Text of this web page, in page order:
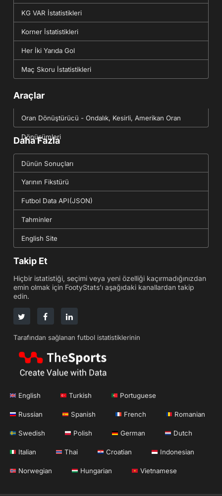
KG VAR İstatistikleri
Korner İstatistikleri
Her İki Yarıda Gol
Maç Skoru İstatistikleri
Araçlar
Oran Dönüştürücü - Ondalık, Kesirli, Amerikan Oran
Dönüşümleri
Daha Fazla
Dünün Sonuçları
Yarının Fikstürü
Futbol Data API(JSON)
Tahminler
English Site
Takip Et
Hiçbir istatistiği, seçimi veya yeni özelliği kaçırmadığınızdan
emin olmak için FootyStats'ı aşağıdaki kanallardan takip
edin.
Tarafından sağlanan futbol istatistiklerinin
English Turkish Portuguese
Russian Spanish French Romanian
Swedish Polish German Dutch
Italian Thai Croatian Indonesian
Norwegian Hungarian Vietnamese